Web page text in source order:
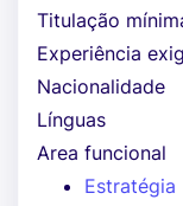
Titulação
Experiência
Nacionalidade
Línguas
Area funcional
Estratégia